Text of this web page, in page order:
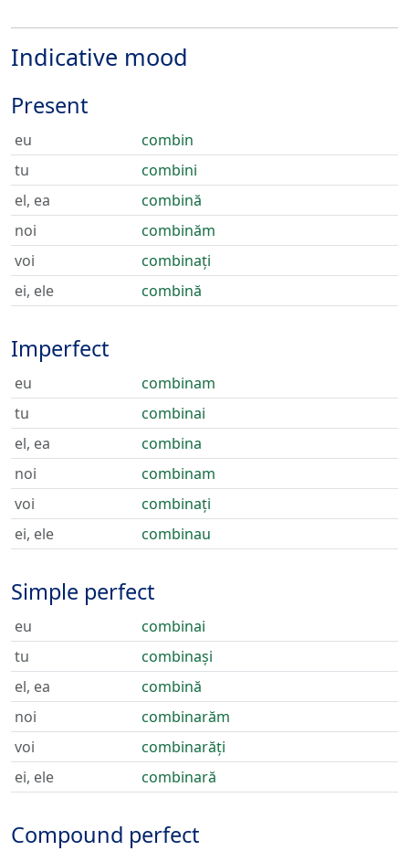
Indicative mood
Present
eu
combin
tu
combini
el, ea
combină
noi
combinăm
voi
combinați
ei, ele
combină
Imperfect
eu
combinam
tu
combinai
el, ea
combina
noi
combinam
voi
combinați
ei, ele
combinau
Simple perfect
eu
combinai
tu
combinași
el, ea
combină
noi
combinarăm
voi
combinarăți
ei, ele
combinară
Compound perfect